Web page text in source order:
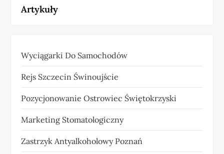
Artykuły
Wyciągarki Do Samochodów
Rejs Szczecin Świnoujście
Pozycjonowanie Ostrowiec Świętokrzyski
Marketing Stomatologiczny
Zastrzyk Antyalkoholowy Poznań